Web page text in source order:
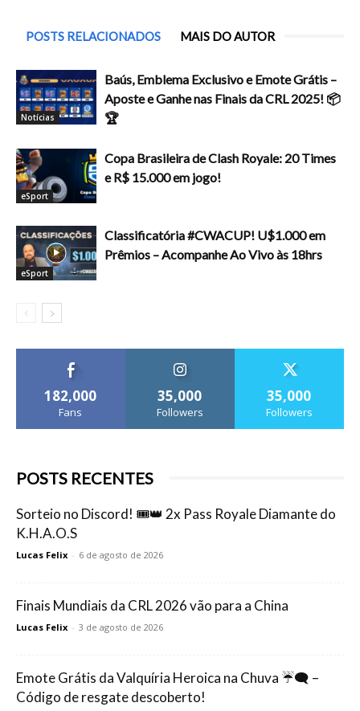
POSTS RELACIONADOS MAIS DO AUTOR
Notícias
Baús, Emblema Exclusivo e Emote Grátis –
Aposte e Ganhe nas Finais da CRL 2025! 📦
🏆
eSport
Copa Brasileira de Clash Royale: 20 Times
e R$ 15.000 em jogo!
eSport
Classificatória #CWACUP! U$1.000 em
Prêmios – Acompanhe Ao Vivo às 18hrs
182,000
Fans
35,000
Followers
35,000
Followers
POSTS RECENTES
Sorteio no Discord! 🎟️👑 2x Pass Royale Diamante do
K.H.A.O.S
Lucas Felix - 6 de agosto de 2026
Finais Mundiais da CRL 2026 vão para a China
Lucas Felix - 3 de agosto de 2026
Emote Grátis da Valquíria Heroica na Chuva ☔🗨️ –
Código de resgate descoberto!